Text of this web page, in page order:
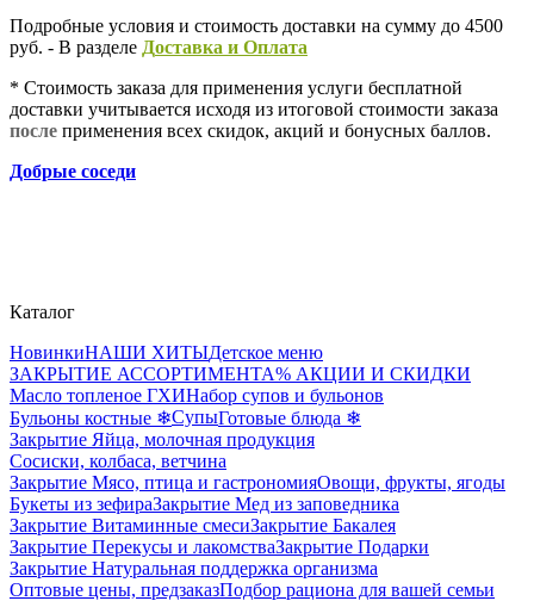
Подробные условия и стоимость доставки на сумму до 4500
руб. - В разделе Доставка и Оплата
* Стоимость заказа для применения услуги бесплатной
доставки учитывается исходя из итоговой стоимости заказа
после применения всех скидок, акций и бонусных баллов.
Добрые соседи
Каталог
НовинкиНАШИ ХИТЫДетское меню
ЗАКРЫТИЕ АССОРТИМЕНТА% АКЦИИ И СКИДКИ
Масло топленое ГХИНабор супов и бульонов
Бульоны костные ❄СупыГотовые блюда ❄
Закрытие Яйца, молочная продукция
Сосиски, колбаса, ветчина
Закрытие Мясо, птица и гастрономияОвощи, фрукты, ягоды
Букеты из зефираЗакрытие Мед из заповедника
Закрытие Витаминные смесиЗакрытие Бакалея
Закрытие Перекусы и лакомстваЗакрытие Подарки
Закрытие Натуральная поддержка организма
Оптовые цены, предзаказПодбор рациона для вашей семьи